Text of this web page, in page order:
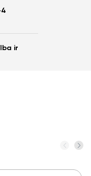
4
ir